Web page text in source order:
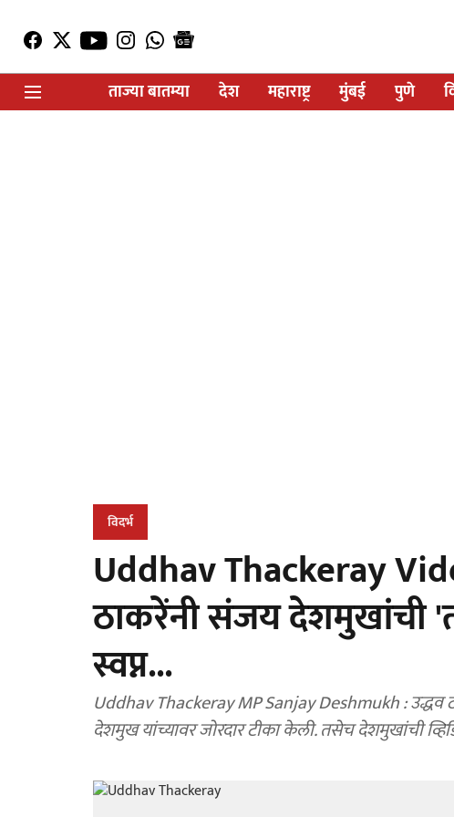
ताज्या बातम्या
देश महाराष्ट्र मुंबई पुणे
विदर्भ
Uddhav Thackeray
ठाकरेंनी संजय देशमुखांची
स्वप्न...
Uddhav Thackeray MP Sanjay Deshmukh : उद्धव
देशमुख यांच्यावर जोरदार टीका केली. तसेच देशमुखांची